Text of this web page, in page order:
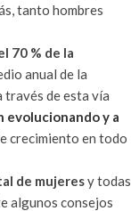
tanto hombres
70 % de la
anual de la
través de esta vía
evolucionando y a
crecimiento en todo
de mujeresy todas
algunos consejos